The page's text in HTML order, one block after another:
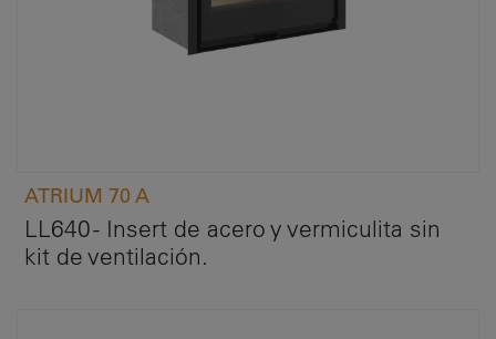
ATRIUM 70 A
LL640 - Insert de acero y vermiculita sin
kit de ventilación.